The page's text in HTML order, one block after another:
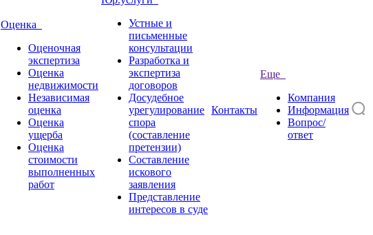
Оценка
Оценочная
экспертиза
Оценка
недвижимости
Независимая
оценка
Оценка
ущерба
Оценка
стоимости
выполненных
работ
Устные и
письменные
консультации
Разработка и
экспертиза
договоров
Досудебное
урегулирование
спора
(составление
претензии)
Составление
искового
заявления
Представление
интересов в суде
Контакты
Еще
Компания
Информация
Вопрос/
ответ